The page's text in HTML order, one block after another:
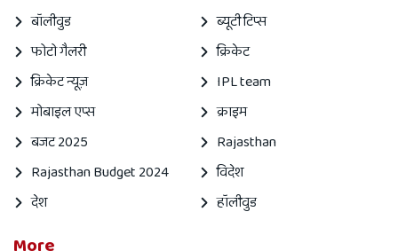
बॉलीवुड
ब्यूटी टिप्स
फोटो गैलरी
क्रिकेट
क्रिकेट न्यूज़
IPL team
मोबाइल एप्स
क्राइम
बजट 2025
Rajasthan
Rajasthan Budget 2024
विदेश
देश
हॉलीवुड